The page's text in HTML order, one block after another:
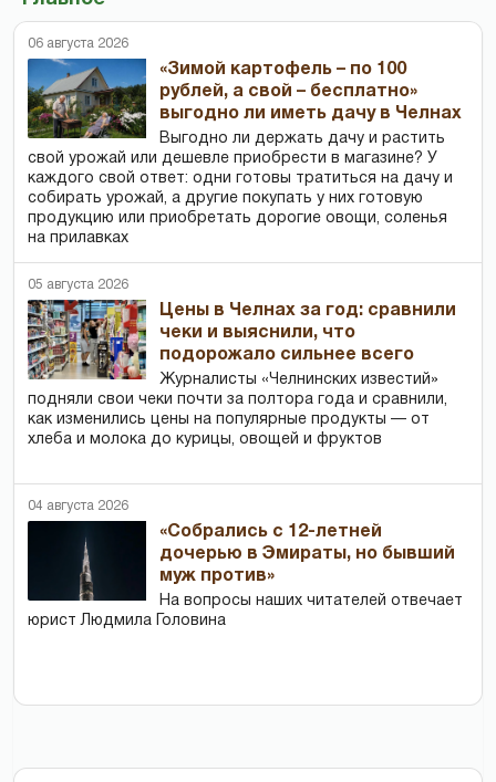
06 августа 2026
«Зимой картофель – по 100
рублей, а свой – бесплатно»
выгодно ли иметь дачу в Челнах
Выгодно ли держать дачу и растить
свой урожай или дешевле приобрести в магазине? У
каждого свой ответ: одни готовы тратиться на дачу и
собирать урожай, а другие покупать у них готовую
продукцию или приобретать дорогие овощи, соленья
на прилавках
05 августа 2026
Цены в Челнах за год: сравнили
чеки и выяснили, что
подорожало сильнее всего
Журналисты «Челнинских известий»
подняли свои чеки почти за полтора года и сравнили,
как изменились цены на популярные продукты — от
хлеба и молока до курицы, овощей и фруктов
04 августа 2026
«Собрались с 12-летней
дочерью в Эмираты, но бывший
муж против»
На вопросы наших читателей отвечает
юрист Людмила Головина